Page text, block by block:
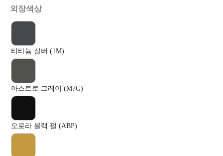
외장색상
티타늄 실버 (1M)
아스트로 그레이 (M7G)
오로라 블랙 펄 (ABP)